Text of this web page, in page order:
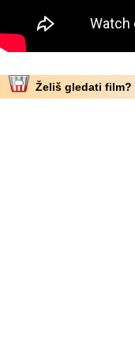
Želiš gledati film?